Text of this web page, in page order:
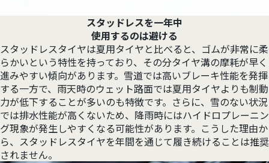
スタッドレスを一年中
使用するのは避ける
スタッドレスタイヤは夏用タイヤと比べると、ゴムが非常に柔
らかいという特性を持っており、その分タイヤ溝の摩耗が早く
進みやすい傾向があります。雪道では高いブレーキ性能を発揮
する一方で、雨天時のウェット路面では夏用タイヤよりも制動
力が低下することが多いのも特徴です。さらに、雪のない状況
では排水性能が高くないため、降雨時にはハイドロプレーニン
グ現象が発生しやすくなる可能性があります。こうした理由か
ら、スタッドレスタイヤを年間を通じて履き続けることは推奨
されません。